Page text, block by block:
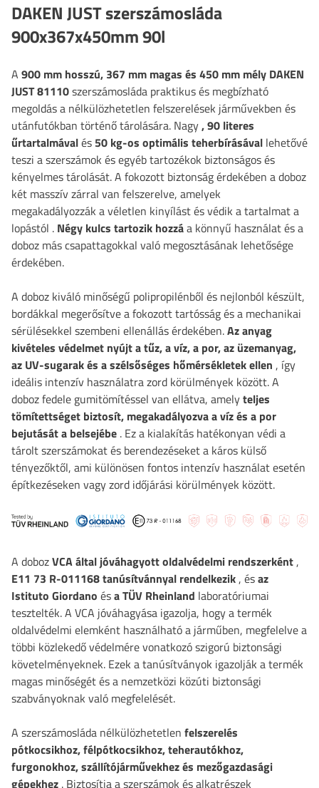
DAKEN JUST szerszámosláda
900x367x450mm 90l
A 900 mm hosszú, 367 mm magas és 450 mm mély DAKEN
JUST 81110szerszámosláda praktikus és megbízható
megoldás a nélkülözhetetlen felszerelések járművekben és
utánfutókban történő tárolására. Nagy, 90 literes
űrtartalmávalés 50 kg-os optimális teherbírásával lehetővé
teszi a szerszámok és egyéb tartozékok biztonságos és
kényelmes tárolását.A fokozott biztonság érdekében a doboz
két masszív zárral van felszerelve, amelyek
megakadályozzák a véletlen kinyílást és védik a tartalmat a
lopástól . Négy kulcs tartozik hozzáa könnyű használat és a
doboz más csapattagokkal való megosztásának lehetősége
érdekében.
A doboz kiváló minőségű polipropilénből és nejlonból készült,
bordákkal megerősítve a fokozott tartósság és a mechanikai
sérülésekkel szembeni ellenállás érdekében.Az anyag
kivételes védelmet nyújt a tűz, a víz, a por, az üzemanyag,
az UV-sugarak és a szélsőséges hőmérsékletek ellen , így
ideális intenzív használatra zord körülmények között. A
doboz fedele gumitömítéssel van ellátva, amelyteljes
tömítettséget biztosít, megakadályozva a víz és a por
bejutását a belsejébe . Ez a kialakítás hatékonyan védi a
tárolt szerszámokat és berendezéseket a káros külső
tényezőktől, ami különösen fontos intenzív használat esetén
építkezéseken vagy zord időjárási körülmények között.
A dobozVCA által jóváhagyott oldalvédelmi rendszerként ,
E11 73 R-011168 tanúsítvánnyal rendelkezik , ésaz
Istituto Giordano ésa TÜV Rheinland laboratóriumai
tesztelték. A VCA jóváhagyása igazolja, hogy a termék
oldalvédelmi elemként használható a járműben, megfelelve a
többi közlekedő védelmére vonatkozó szigorú biztonsági
követelményeknek. Ezek a tanúsítványok igazolják a termék
magas minőségét és a nemzetközi közúti biztonsági
szabványoknak való megfelelését.
A szerszámosláda nélkülözhetetlen felszerelés
pótkocsikhoz, félpótkocsikhoz, teherautókhoz,
furgonokhoz, szállítójárművekhez és mezőgazdasági
gépekhez . Biztosítja a szerszámok és alkatrészek